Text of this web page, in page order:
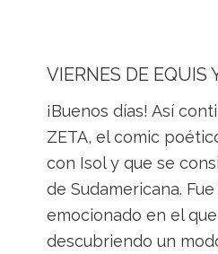
VIERNES DE EQUIS
¡Buenos días! Así
ZETA, el comic
con Isol y que se
de Sudamericana.
emocionado en el
descubriendo un